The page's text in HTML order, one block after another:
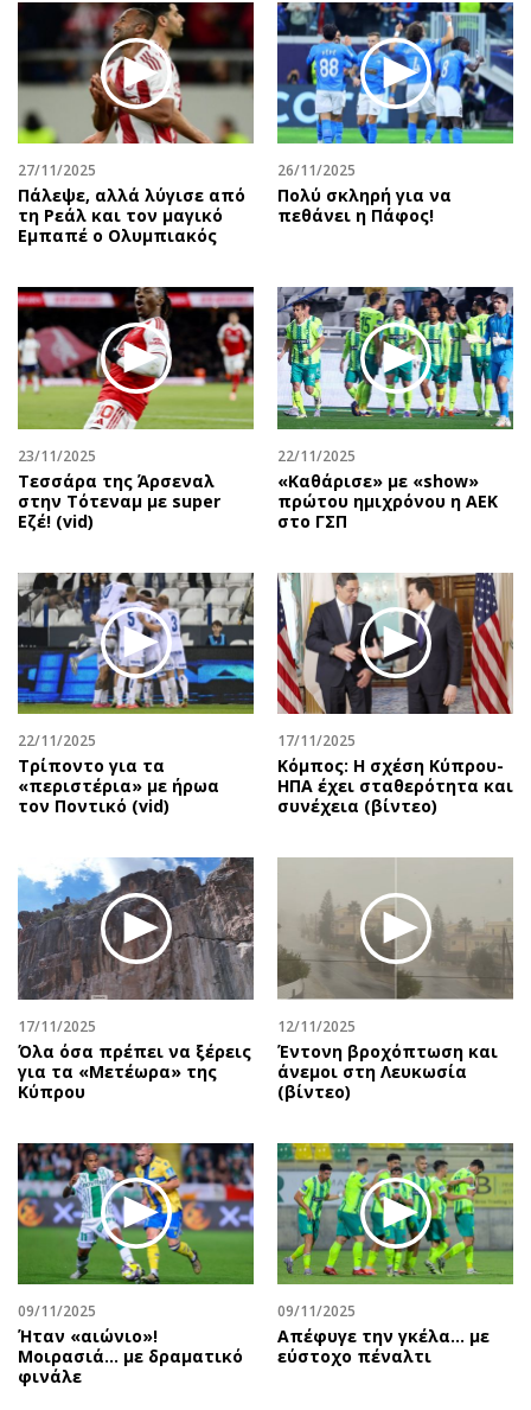
27/11/2025
Πάλεψε, αλλά λύγισε από
τη Ρεάλ και τον μαγικό
Εμπαπέ ο Ολυμπιακός
26/11/2025
Πολύ σκληρή για να
πεθάνει η Πάφος!
23/11/2025
Τεσσάρα της Άρσεναλ
στην Τότεναμ με super
Εζέ! (vid)
22/11/2025
«Καθάρισε» με «show»
πρώτου ημιχρόνου η ΑΕΚ
στο ΓΣΠ
22/11/2025
Τρίποντο για τα
«περιστέρια» με ήρωα
τον Ποντικό (vid)
17/11/2025
Κόμπος: Η σχέση Κύπρου-
ΗΠΑ έχει σταθερότητα και
συνέχεια (βίντεο)
17/11/2025
Όλα όσα πρέπει να ξέρεις
για τα «Μετέωρα» της
Κύπρου
12/11/2025
Έντονη βροχόπτωση και
άνεμοι στη Λευκωσία
(βίντεο)
09/11/2025
Ήταν «αιώνιο»!
Μοιρασιά… με δραματικό
φινάλε
09/11/2025
Aπέφυγε την γκέλα... με
εύστοχο πέναλτι